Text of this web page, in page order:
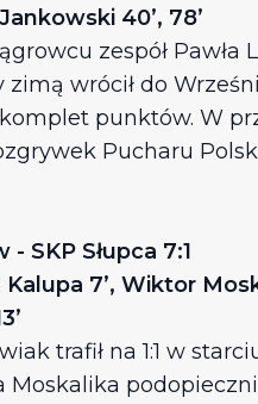
40’, 78’
zespół
wrócił do
punktów. W
Pucharu
SKP Słupca 7:1
7’, Wiktor
trafił na 1:1 w